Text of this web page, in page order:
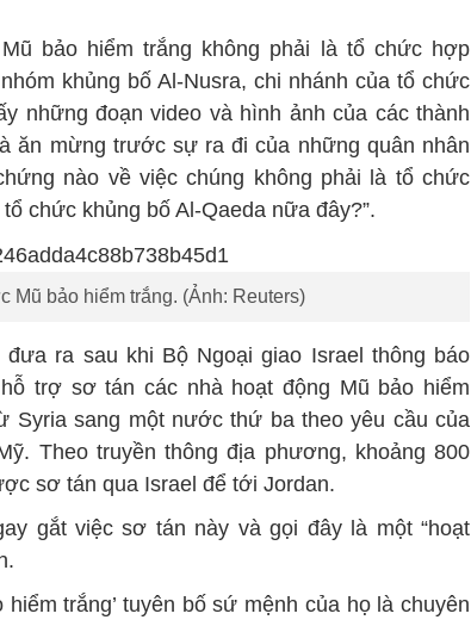
bảo hiểm trắng không phải là tổ chức hợp
khủng bố Al-Nusra, chi nhánh của tổ chức
những đoạn video và hình ảnh của các thành
ăn mừng trước sự ra đi của những quân nhân
nào về việc chúng không phải là tổ chức
chức khủng bố Al-Qaeda nữa đây?”.
Mũ bảo hiểm trắng. (Ảnh: Reuters)
ra sau khi Bộ Ngoại giao Israel thông báo
trợ sơ tán các nhà hoạt động Mũ bảo hiểm
Syria sang một nước thứ ba theo yêu cầu của
Theo truyền thông địa phương, khoảng 800
sơ tán qua Israel để tới Jordan.
gắt việc sơ tán này và gọi đây là một “hoạt
trắng’ tuyên bố sứ mệnh của họ là chuyên